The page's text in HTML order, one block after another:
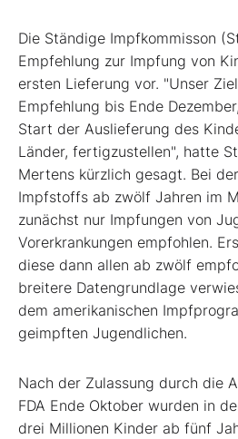
Die Ständige Impfkommisson
Empfehlung zur Impfung von
ersten Lieferung vor. "Unser
Empfehlung bis Ende
Start der Auslieferung des
Länder, fertigzustellen", hatte
Mertens kürzlich gesagt. Bei
Impfstoffs ab zwölf Jahren im
zunächst nur Impfungen von
Vorerkrankungen empfohlen.
diese dann allen ab zwölf
breitere Datengrundlage
dem amerikanischen
geimpften Jugendlichen.
Nach der Zulassung durch die
FDA Ende Oktober wurden in
drei Millionen Kinder ab fünf